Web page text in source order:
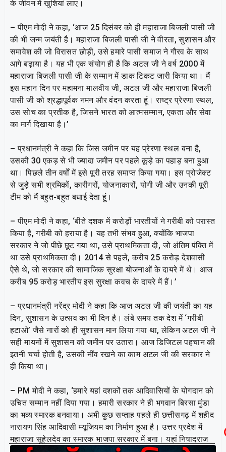
के जीवन में खुशियां लाए।
– पीएम मोदी ने कहा, ‘आज 25 दिसंबर को ही महाराजा बिजली पासी जी
की भी जन्म जयंती है। महाराजा बिजली पासी जी ने वीरता, सुशासन और
समावेश की जो विरासत छोड़ी, उसे हमारे पासी समाज ने गौरव के साथ
आगे बढ़ाया है। यह भी एक संयोग ही है कि अटल जी ने वर्ष 2000 में
महाराजा बिजली पासी जी के सम्मान में डाक टिकट जारी किया था। मैं
इस महान दिन पर महामना मालवीय जी, अटल जी और महाराजा बिजली
पासी जी को श्रद्धापूर्वक नमन और वंदन करता हूं। राष्ट्र प्रेरणा स्थल,
उस सोच का प्रतीक है, जिसने भारत को आत्मसम्मान, एकता और सेवा
का मार्ग दिखाया है।’
– प्रधानमंत्री ने कहा कि जिस जमीन पर यह प्रेरणा स्थल बना है,
उसकी 30 एकड़ से भी ज्यादा जमीन पर पहले कूड़े का पहाड़ बना हुआ
था। पिछले तीन वर्षों में इसे पूरी तरह समाप्त किया गया। इस प्रोजेक्ट
से जुड़े सभी श्रमिकों, कारीगरों, योजनाकारों, योगी जी और उनकी पूरी
टीम को मैं बहुत-बहुत बधाई देता हूं।
– पीएम मोदी ने कहा, ‘बीते दशक में करोड़ों भारतीयों ने गरीबी को परास्त
किया है, गरीबी को हराया है। यह तभी संभव हुआ, क्योंकि भाजपा
सरकार ने जो पीछे छूट गया था, उसे प्राथमिकता दी, जो अंतिम पंक्ति में
था उसे प्राथमिकता दी। 2014 से पहले, करीब 25 करोड़ देशवासी
ऐसे थे, जो सरकार की सामाजिक सुरक्षा योजनाओं के दायरे में थे। आज
करीब 95 करोड़ भारतीय इस सुरक्षा कवच के दायरे में हैं।’
– प्रधानमंत्री नरेंद्र मोदी ने कहा कि आज अटल जी की जयंती का यह
दिन, सुशासन के उत्सव का भी दिन है। लंबे समय तक देश में ‘गरीबी
हटाओ’ जैसे नारों को ही सुशासन मान लिया गया था, लेकिन अटल जी ने
सही मायनों में सुशासन को जमीन पर उतारा। आज डिजिटल पहचान की
इतनी चर्चा होती है, उसकी नींव रखने का काम अटल जी की सरकार ने
ही किया था।
– PM मोदी ने कहा, ‘हमारे यहां दशकों तक आदिवासियों के योगदान को
उचित सम्मान नहीं दिया गया। हमारी सरकार ने ही भगवान बिरसा मुंडा
का भव्य स्मारक बनवाया। अभी कुछ सप्ताह पहले ही छत्तीसगढ़ में शहीद
नारायण सिंह आदिवासी म्यूजियम का निर्माण हुआ है। उत्तर प्रदेश में
महाराजा सुहेलदेव का स्मारक भाजपा सरकार में बना। यहां निषादराज